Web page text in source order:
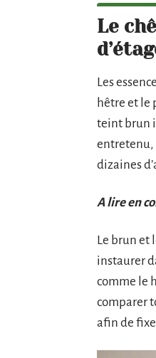
Le
Les
hêtre et le
teint brun
entretenu,
dizaines
A lire en
Le brun et
instaurer
comme le
comparer
afin de